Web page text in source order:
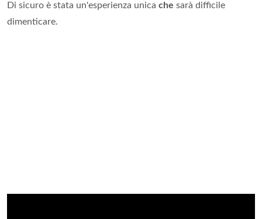
Di sicuro è stata un'esperienza unica che sarà difficile
dimenticare.